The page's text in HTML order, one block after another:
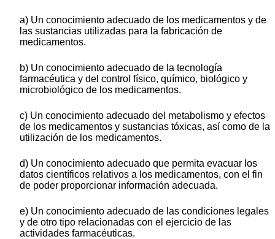
a) Un conocimiento adecuado de los medicamentos y de
las sustancias utilizadas para la fabricación de
medicamentos.
b) Un conocimiento adecuado de la tecnología
farmacéutica y del control físico, químico, biológico y
microbiológico de los medicamentos.
c) Un conocimiento adecuado del metabolismo y efectos
de los medicamentos y sustancias tóxicas, así como de la
utilización de los medicamentos.
d) Un conocimiento adecuado que permita evacuar los
datos científicos relativos a los medicamentos, con el fin
de poder proporcionar información adecuada.
e) Un conocimiento adecuado de las condiciones legales
y de otro tipo relacionadas con el ejercicio de las
actividades farmacéuticas.